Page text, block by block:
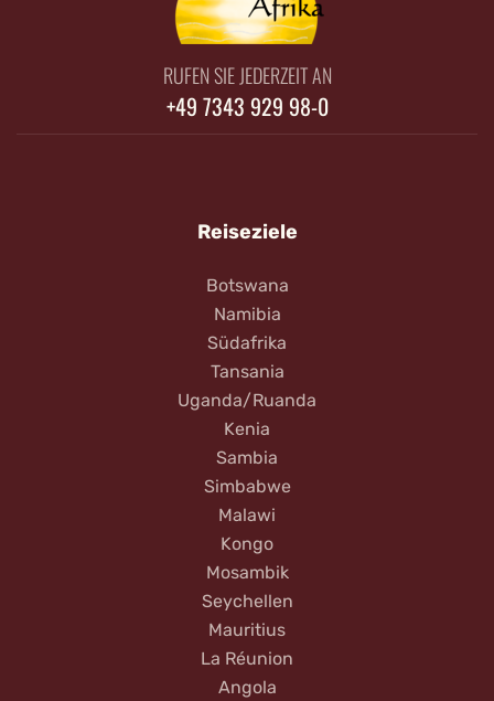
RUFEN SIE JEDERZEIT AN
+49 7343 929 98-0
Reiseziele
Botswana
Namibia
Südafrika
Tansania
Uganda/Ruanda
Kenia
Sambia
Simbabwe
Malawi
Kongo
Mosambik
Seychellen
Mauritius
La Réunion
Angola